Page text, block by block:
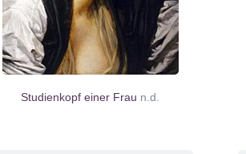
Studienkopf einer Frau n.d.